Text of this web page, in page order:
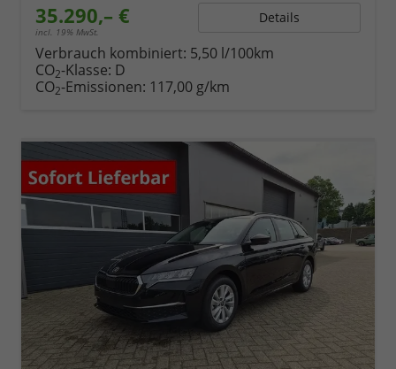
35.290,– €
incl. 19% MwSt.
Details
Verbrauch kombiniert: 5,50 l/100km
CO2-Klasse: D
CO2-Emissionen: 117,00 g/km